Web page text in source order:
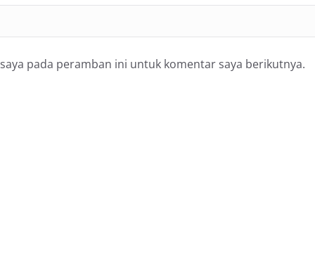
pada peramban ini untuk komentar saya berikutnya.